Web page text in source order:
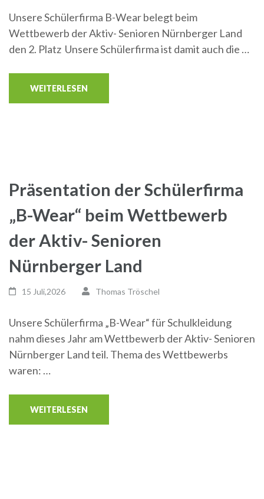
Unsere Schülerfirma B-Wear belegt beim
Wettbewerb der Aktiv- Senioren Nürnberger Land
den 2. Platz Unsere Schülerfirma ist damit auch die …
WEITERLESEN
Präsentation der Schülerfirma
„B-Wear“ beim Wettbewerb
der Aktiv- Senioren
Nürnberger Land
15 Juli,2026 Thomas Tröschel
Unsere Schülerfirma „B-Wear“ für Schulkleidung
nahm dieses Jahr am Wettbewerb der Aktiv- Senioren
Nürnberger Land teil. Thema des Wettbewerbs
waren: …
WEITERLESEN